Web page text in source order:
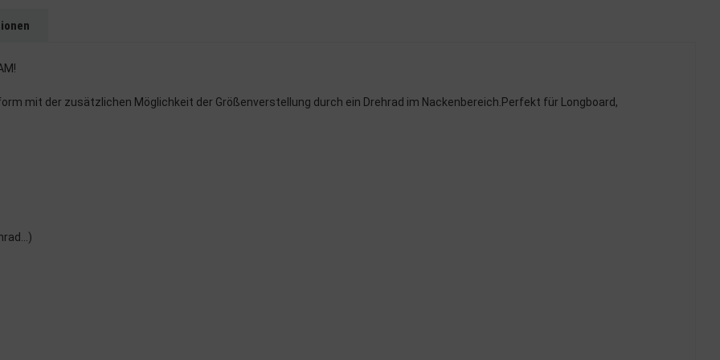
mit der zusätzlichen Möglichkeit der Größenverstellung durch ein Drehrad im Nackenbereich.Perfekt für Longboard,